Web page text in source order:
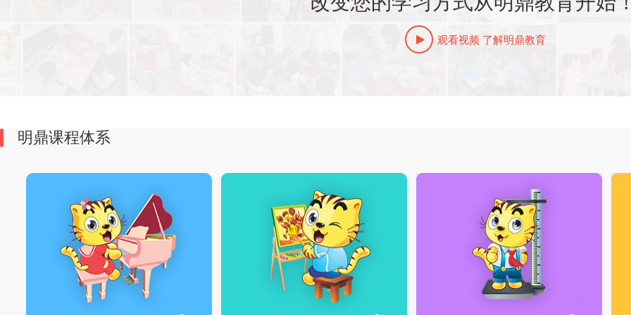
观看视频 了解明鼎教育
明鼎课程体系